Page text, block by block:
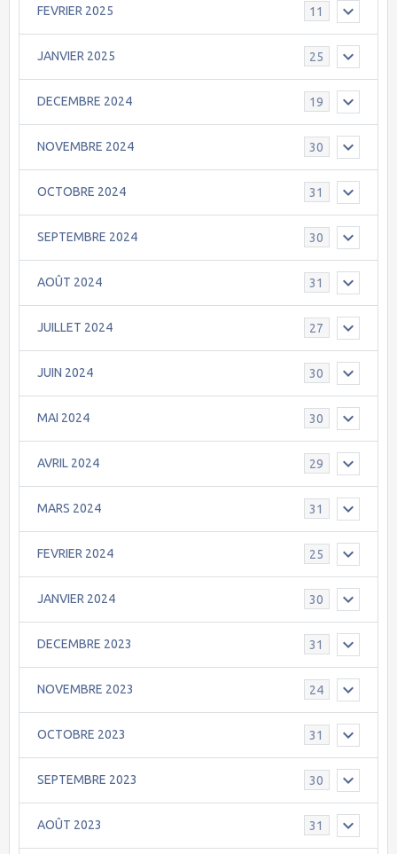
FEVRIER 2025 11
JANVIER 2025 25
DECEMBRE 2024 19
NOVEMBRE 2024 30
OCTOBRE 2024 31
SEPTEMBRE 2024 30
AOÛT 2024 31
JUILLET 2024 27
JUIN 2024 30
MAI 2024 30
AVRIL 2024 29
MARS 2024 31
FEVRIER 2024 25
JANVIER 2024 30
DECEMBRE 2023 31
NOVEMBRE 2023 24
OCTOBRE 2023 31
SEPTEMBRE 2023 30
AOÛT 2023 31